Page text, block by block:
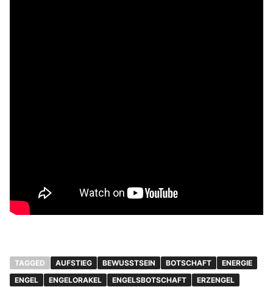
TAGGED AUFSTIEG BEWUSSTSEIN BOTSCHAFT
ENERGIE
ENGEL
ENGELORAKEL ENGELSBOTSCHAFT
ERZENGEL